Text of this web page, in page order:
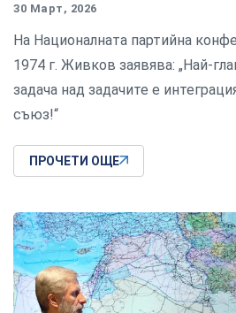
30 Март, 2026
На Националната партийна
1974 г. Живков заявява: „Най-
задача над задачите е
съюз!“
ПРОЧЕТИ ОЩЕ